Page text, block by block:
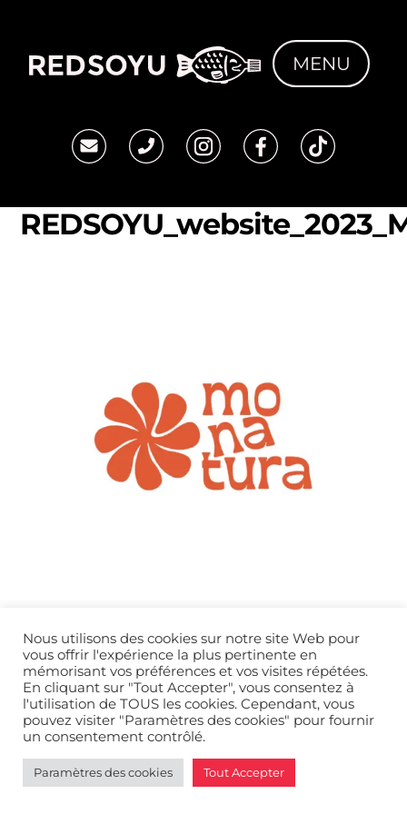
content
MENU
Back
To
Top
Politique de confidentialité © REDSOYU2026
Nous utilisons des cookies sur notre site Web pour
vous offrir l'expérience la plus pertinente en
mémorisant vos préférences et vos visites répétées.
En cliquant sur "Tout Accepter", vous consentez à
l'utilisation de TOUS les cookies. Cependant, vous
pouvez visiter "Paramètres des cookies" pour fournir
un consentement contrôlé.
Paramètres des cookies Tout Accepter